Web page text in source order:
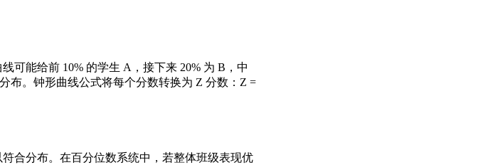
可能给前 10% 的学生 A，接下来 20% 为 B，中
布。钟形曲线公式将每个分数转换为 Z 分数：Z =
合分布。在百分位数系统中，若整体班级表现优